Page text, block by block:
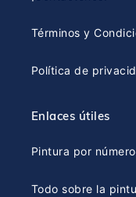
Términos y
Política de
Enlaces útiles
Pintura por
Todo sobre la